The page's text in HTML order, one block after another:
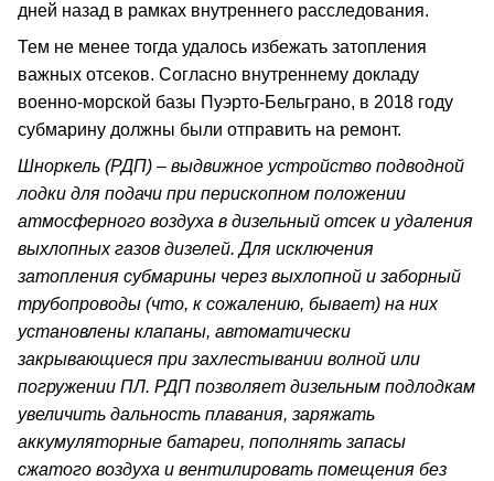
дней назад в рамках внутреннего расследования.
Тем не менее тогда удалось избежать затопления
важных отсеков. Согласно внутреннему докладу
военно-морской базы Пуэрто-Бельграно, в 2018 году
субмарину должны были отправить на ремонт.
Шноркель (РДП) – выдвижное устройство подводной
лодки для подачи при перископном положении
атмосферного воздуха в дизельный отсек и удаления
выхлопных газов дизелей. Для исключения
затопления субмарины через выхлопной и заборный
трубопроводы (что, к сожалению, бывает) на них
установлены клапаны, автоматически
закрывающиеся при захлестывании волной или
погружении ПЛ. РДП позволяет дизельным подлодкам
увеличить дальность плавания, заряжать
аккумуляторные батареи, пополнять запасы
сжатого воздуха и вентилировать помещения без